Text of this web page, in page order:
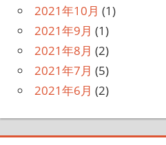
2021年10月 (1)
2021年9月 (1)
2021年8月 (2)
2021年7月 (5)
2021年6月 (2)